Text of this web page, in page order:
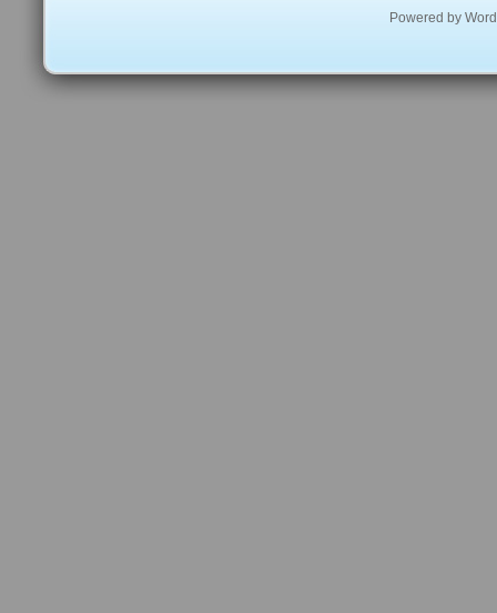
Powered by